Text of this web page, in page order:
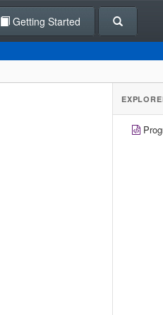
Getting Started